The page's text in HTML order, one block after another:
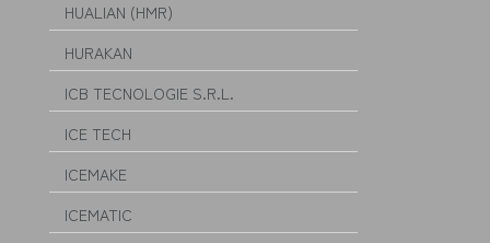
HUALIAN (HMR)
HURAKAN
ICB TECNOLOGIE S.R.L.
ICE TECH
ICEMAKE
ICEMATIC